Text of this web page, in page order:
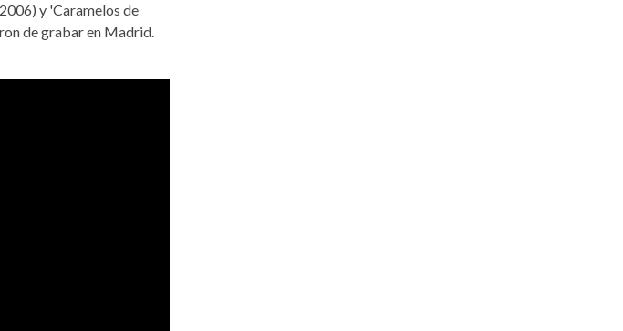
y 'Caramelos de
de grabar en Madrid.